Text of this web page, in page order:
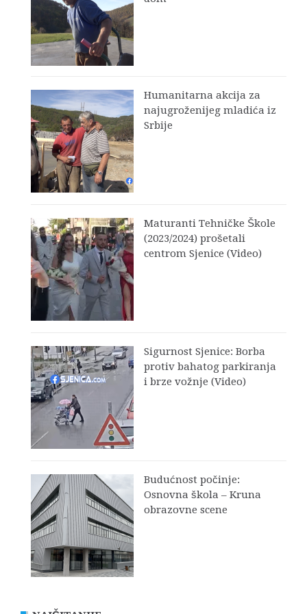
Humanitarna akcija za
najugroženijeg mladića iz
Srbije
Maturanti Tehničke Škole
(2023/2024) prošetali
centrom Sjenice (Video)
Sigurnost Sjenice: Borba
protiv bahatog parkiranja
i brze vožnje (Video)
Budućnost počinje:
Osnovna škola – Kruna
obrazovne scene